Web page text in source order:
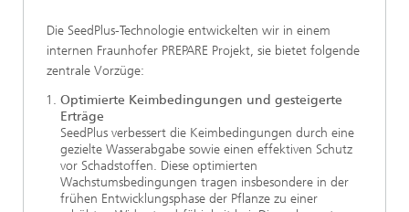
Die SeedPlus-Technologie entwickelten wir in einem
internen Fraunhofer PREPARE Projekt, sie bietet folgende
zentrale Vorzüge:
Optimierte Keimbedingungen und gesteigerte
Erträge
SeedPlus verbessert die Keimbedingungen durch eine
gezielte Wasserabgabe sowie einen effektiven Schutz
vor Schadstoffen. Diese optimierten
Wachstumsbedingungen tragen insbesondere in der
frühen Entwicklungsphase der Pflanze zu einer